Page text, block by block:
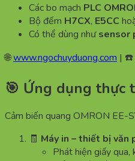
Các bo mạch PLC
Bộ đếm H7CX, E5CC
Có thể dùng nhưsensor
🌐www.ngochuyduong.com | ☎️
🎯 Ứng dụng thực
Cảm biến quang OMRON EE-
🧾 Máy in – thiết bị văn
Phát hiện giấy qua,